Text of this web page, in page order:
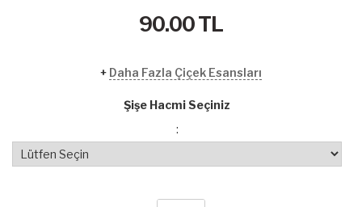
90.00TL
+ Daha Fazla Çiçek Esansları
Şişe Hacmi Seçiniz
: